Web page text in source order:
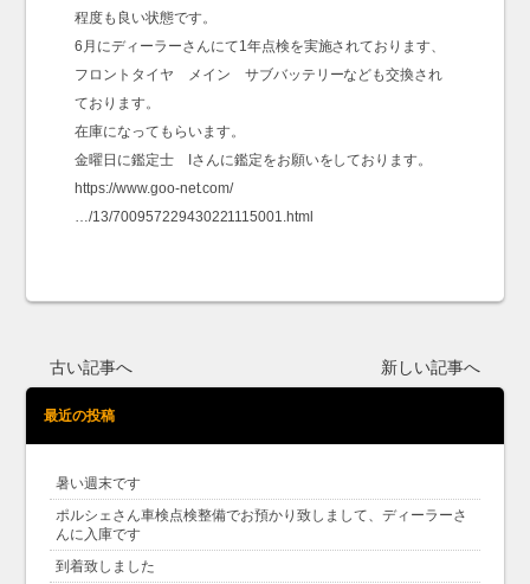
程度も良い状態です。
6月にディーラーさんにて1年点検を実施されております、
フロントタイヤ メイン サブバッテリーなども交換され
ております。
在庫になってもらいます。
金曜日に鑑定士 Iさんに鑑定をお願いをしております。
https://www.goo-net.com/
…/13/700957229430221115001.html
古い記事へ 新しい記事へ
最近の投稿
暑い週末です
ポルシェさん車検点検整備でお預かり致しまして、ディーラーさ
んに入庫です
到着致しました